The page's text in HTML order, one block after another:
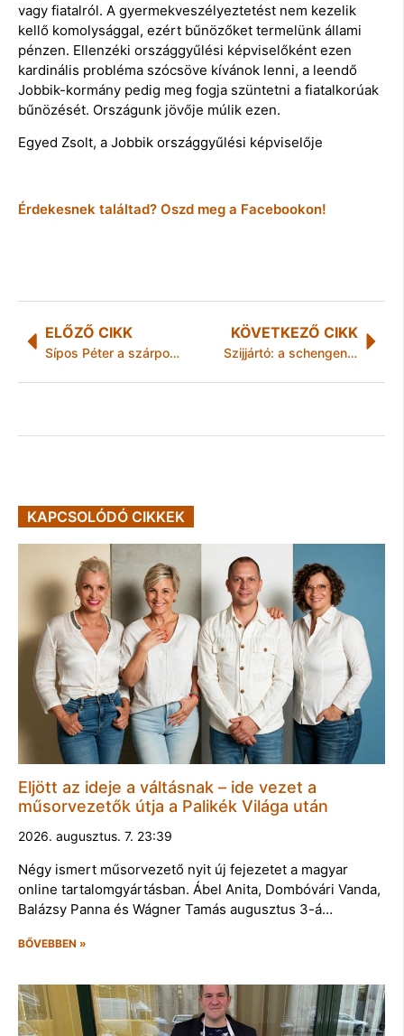
vagy fiatalról. A gyermekveszélyeztetést nem kezelik
kellő komolysággal, ezért bűnözőket termelünk állami
pénzen. Ellenzéki országgyűlési képviselőként ezen
kardinális probléma szócsöve kívánok lenni, a leendő
Jobbik-kormány pedig meg fogja szüntetni a fiatalkorúak
bűnözését. Országunk jövője múlik ezen.
Egyed Zsolt, a Jobbik országgyűlési képviselője
Érdekesnek találtad? Oszd meg a Facebookon!
ELŐZŐ CIKK
Sípos Péter a szárportréban
KÖVETKEZŐ CIKK
Szijjártó: a schengeni rendszer megdőlésének kiszámíthatatlan gazdasági hatásai lennének
KAPCSOLÓDÓ CIKKEK
Eljött az ideje a váltásnak – ide vezet a
műsorvezetők útja a Palikék Világa után
2026. augusztus. 7. 23:39
Négy ismert műsorvezető nyit új fejezetet a magyar
online tartalomgyártásban. Ábel Anita, Dombóvári Vanda,
Balázsy Panna és Wágner Tamás augusztus 3-á…
BŐVEBBEN »